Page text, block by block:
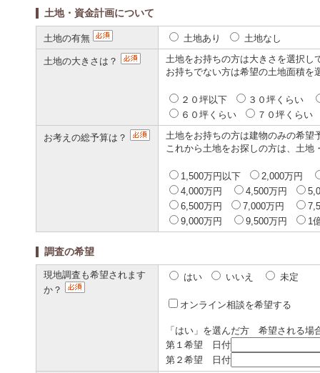
土地・資金計画について
土地の有無 土地あり 土地なし
土地の大きさは？
土地をお持ちの方は大きさを選択し
お持ちでない方は希望の土地面積を
２０坪以下
３０坪くらい
６０坪くらい
７０坪くら
お考えの総予算は？
土地をお持ちの方は建物のみの希望
これから土地をお探しの方は、土地
1,500万円以下
2,000万円
4,000万円
4,500万円
6,500万円
7,000万円
9,000万円
9,500万円 1
調査の希望
現地調査も希望されます
か？
はい いいえ 未定
オンライン相談を希望する
「はい」を選んだ方 希望される場
第１希望 日付
第２希望 日付